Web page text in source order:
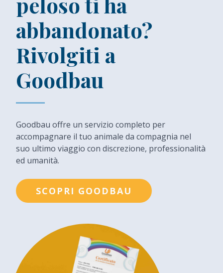
abbandonato?
Rivolgiti a
Goodbau
Goodbau offre un servizio completo per
accompagnare il tuo animale da compagnia nel
suo ultimo viaggio con discrezione, professionalità
ed umanità.
SCOPRI GOODBAU